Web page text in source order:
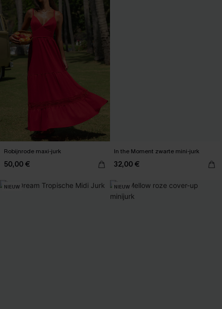
Robijnrode maxi-jurk
50,00 €
In the Moment zwarte mini-jurk
32,00 €
NIEUW NIEUW